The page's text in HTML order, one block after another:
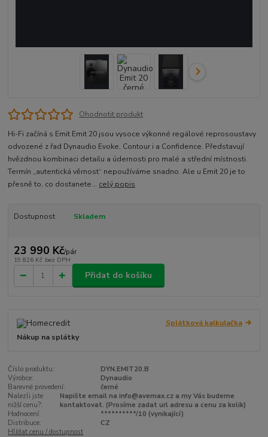
Ohodnotit produkt
Hi-Fi začíná s Emit Emit 20 jsou vysoce výkonné regálové reprosoustavy
odvozené z řad Dynaudio Evoke, Contour i a Confidence. Představují
hvězdnou kombinaci detailu a údernosti pro malé a střední místnosti.
Termín „autentická věrnost“ nepoužíváme snadno. Ale u Emit 20 je to
přesně to, co dostanete... celý popis
Dostupnost Skladem
23 990 Kč/pár
19 826 Kč bez DPH
Přidat do košíku
Splátková kalkulačka
Nákup na splátky
Číslo produktu:
DYN.EMIT20.B
Výrobce:
Dynaudio
Barevné provedení:
černé
Nalezli jste
nižší cenu?:
Napište email na info@avemax.cz a my Vás budeme
kontaktovat. (Prosíme zadat url adresu a cenu za kolik)
Hodnocení:
**********/10 (vynikající)
Distribuce:
CZ
Hlídat cenu / dostupnost